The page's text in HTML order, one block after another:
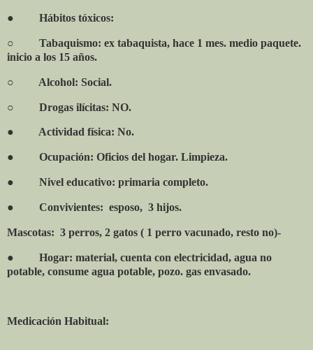
● Hábitos tóxicos:
○
Tabaquismo: ex tabaquista, hace 1 mes. medio paquete.
inicio a los 15 años.
○ Alcohol: Social.
○ Drogas ilícitas: NO.
● Actividad física: No.
● Ocupación: Oficios del hogar. Limpieza.
● Nivel educativo: primaria completo.
● Convivientes: esposo, 3 hijos.
Mascotas: 3 perros, 2 gatos ( 1 perro vacunado, resto no)-
●
Hogar: material, cuenta con electricidad, agua no
potable, consume agua potable, pozo. gas envasado.
Medicación Habitual: